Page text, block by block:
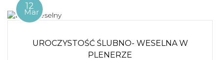
12
Mar
UROCZYSTOŚĆ ŚLUBNO- WESELNA W
PLENERZE